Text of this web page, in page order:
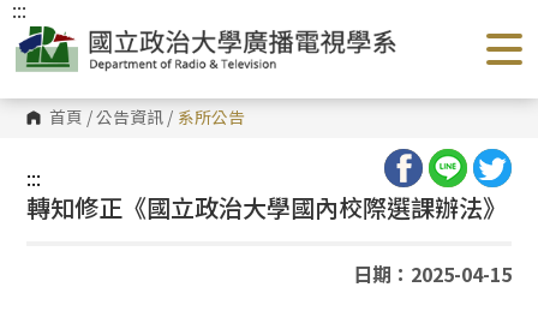
跳
到
主
要
內
容
區 首頁 /公告資訊 / 系所公告
:::
:::
轉知修正《國立政治大學國內校際選課辦法》
日期：2025-04-15